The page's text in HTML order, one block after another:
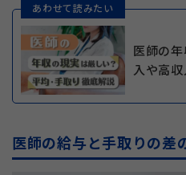
あわせて読みたい
医師の
入や高
医師の給与と手取りの差